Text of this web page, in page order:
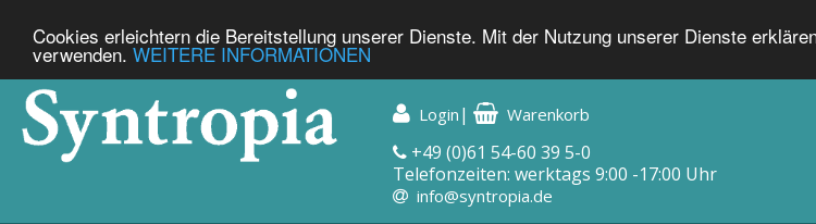
Cookies erleichtern die Bereitstellung unserer Dienste. Mit der Nutzung unserer Dienste
verwenden. WEITERE INFORMATIONEN
Login | Warenkorb
+49 (0)61 54-60 39 5-0
Telefonzeiten: werktags 9:00 -17:00 Uhr
info@syntropia.de